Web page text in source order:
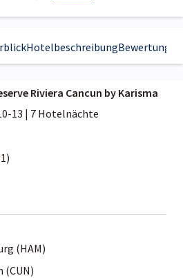
HotelbeschreibungBewertungen
Riviera Cancun by Karisma
13 | 7 Hotelnächte
(HAM)
(CUN)